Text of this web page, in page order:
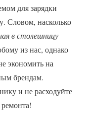
для зарядки
Словом, насколько
в столешницу
из нас, однако
экономить на
брендам.
и не расходуйте